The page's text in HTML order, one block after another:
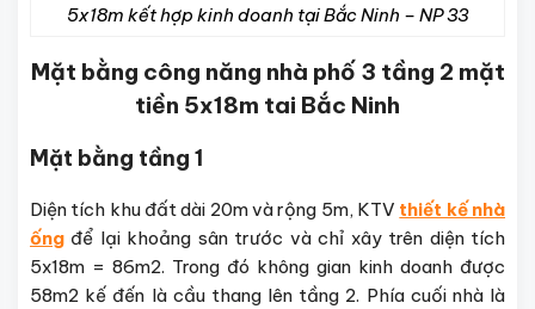
5x18m kết hợp kinh doanh tại Bắc Ninh – NP 33
Mặt bằng công năng nhà phố 3 tầng 2 mặt
tiền 5x18m tai Bắc Ninh
Mặt bằng tầng 1
Diện tích khu đất dài 20m và rộng 5m, KTV thiết kế nhà
ống để lại khoảng sân trước và chỉ xây trên diện tích
5x18m = 86m2. Trong đó không gian kinh doanh được
58m2 kế đến là cầu thang lên tầng 2. Phía cuối nhà là